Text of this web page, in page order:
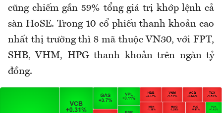
cũng chiếm gần 59% tổng giá trị khớp lệnh cả
sàn HoSE. Trong 10 cổ phiếu thanh khoản cao
nhất thị trường thì 8 mã thuộc VN30, với FPT,
SHB, VHM, HPG thanh khoản trên ngàn tỷ
đồng.